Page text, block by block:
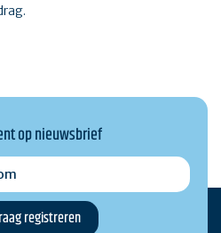
op nieuwsbrief